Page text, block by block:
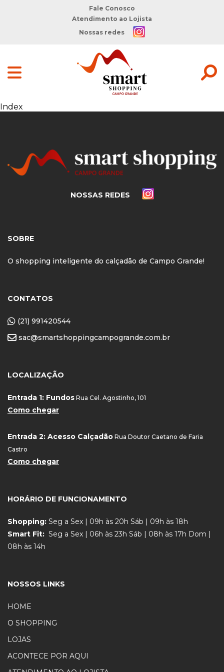
Fale Conosco
Atendimento ao Lojista
Nossas redes
Index
NOSSAS REDES
SOBRE
O shopping inteligente do calçadão de Campo Grande!
CONTATOS
(21) 991420544
sac@smartshoppingcampogrande.com.br
LOCALIZAÇÃO
Entrada 1: Fundos Rua Cel. Agostinho, 101
Como chegar
Entrada 2: Acesso Calçadão Rua Doutor Caetano de Faria
Castro
Como chegar
HORÁRIO DE FUNCIONAMENTO
Shopping: Seg a Sex | 09h às 20h Sáb | 09h às 18h
Smart Fit: Seg a Sex | 06h às 23h Sáb | 08h às 17h Dom |
08h às 14h
NOSSOS LINKS
HOME
O SHOPPING
LOJAS
ACONTECE POR AQUI